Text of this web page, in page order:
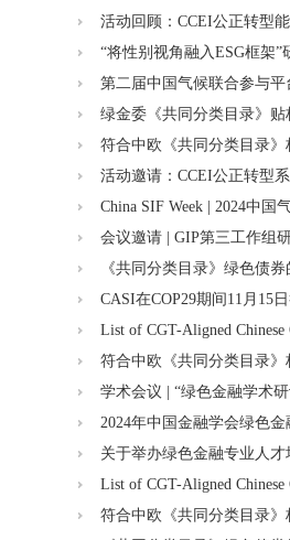
活动回顾：CCEI公正转型
“将性别视角融入ESG框架”
第二届中国气候联合参与平
绿金委《共同分类目录》
符合中欧《共同分类目录
活动邀请：CCEI公正转型
China SIF Week | 2024中国
会议邀请 | GIP第三工作组
《共同分类目录》绿色债
CASI在COP29期间11月15
List of CGT-Aligned Chinese
符合中欧《共同分类目录
学术会议 | “绿色金融学术
2024年中国金融学会绿色
关于举办绿色金融专业人
List of CGT-Aligned Chinese
符合中欧《共同分类目录